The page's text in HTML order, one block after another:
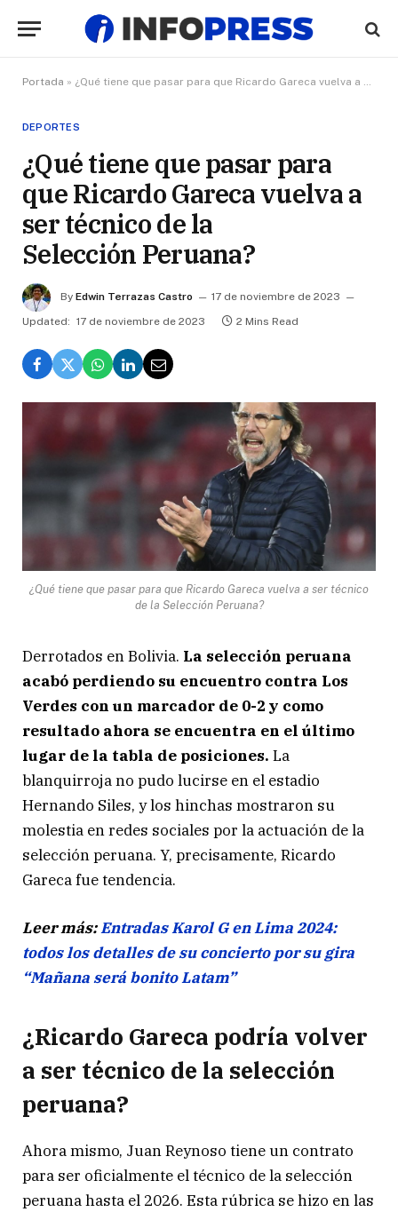
Portada » ¿Qué tiene que pasar para que Ricardo Gareca vuelva a ser técnico de la Selección Peruana?
DEPORTES
¿Qué tiene que pasar para
que Ricardo Gareca vuelva a
ser técnico de la
Selección Peruana?
By Edwin Terrazas Castro
17 de noviembre de 2023
Updated: 17 de noviembre de 2023 2 Mins Read
¿Qué tiene que pasar para que Ricardo Gareca vuelva a ser técnico
de la Selección Peruana?
Derrotados en Bolivia. La selección peruana
acabó perdiendo su encuentro contra Los
Verdes con un marcador de 0-2 y como
resultado ahora se encuentra en el último
lugar de la tabla de posiciones. La
blanquirroja no pudo lucirse en el estadio
Hernando Siles, y los hinchas mostraron su
molestia en redes sociales por la actuación de la
selección peruana. Y, precisamente, Ricardo
Gareca fue tendencia.
Leer más:Entradas Karol G en Lima 2024:
todos los detalles de su concierto por su gira
“Mañana será bonito Latam”
¿Ricardo Gareca podría volver
a ser técnico de la selección
peruana?
Ahora mismo, Juan Reynoso tiene un contrato
para ser oficialmente el técnico de la selección
peruana hasta el 2026. Esta rúbrica se hizo en las